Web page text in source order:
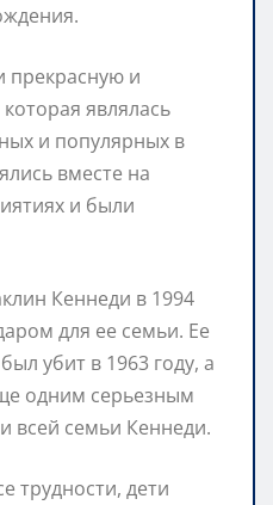
прекрасную и
являлась
и популярных в
вместе на
и были
Кеннеди в 1994
для ее семьи. Ее
убит в 1963 году, а
одним серьезным
всей семьи Кеннеди.
трудности, дети